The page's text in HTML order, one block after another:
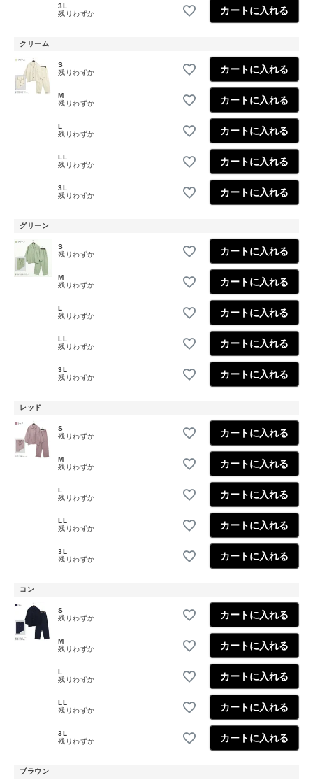
3L
残りわずか
カートに入れる
クリーム
S
残りわずか
カートに入れる
M
残りわずか
カートに入れる
L
残りわずか
カートに入れる
LL
残りわずか
カートに入れる
3L
残りわずか
カートに入れる
グリーン
S
残りわずか
カートに入れる
M
残りわずか
カートに入れる
L
残りわずか
カートに入れる
LL
残りわずか
カートに入れる
3L
残りわずか
カートに入れる
レッド
S
残りわずか
カートに入れる
M
残りわずか
カートに入れる
L
残りわずか
カートに入れる
LL
残りわずか
カートに入れる
3L
残りわずか
カートに入れる
コン
S
残りわずか
カートに入れる
M
残りわずか
カートに入れる
L
残りわずか
カートに入れる
LL
残りわずか
カートに入れる
3L
残りわずか
カートに入れる
ブラウン